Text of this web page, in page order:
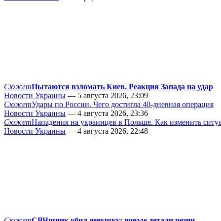
СюжетПытаются взломать Киев. Реакция Запада на удар
Новости Украины — 5 августа 2026, 23:09
СюжетУдары по России. Чего достигла 40-дневная операция
Новости Украины — 4 августа 2026, 23:36
СюжетНападения на украинцев в Польше. Как изменить
Новости Украины — 4 августа 2026, 22:48